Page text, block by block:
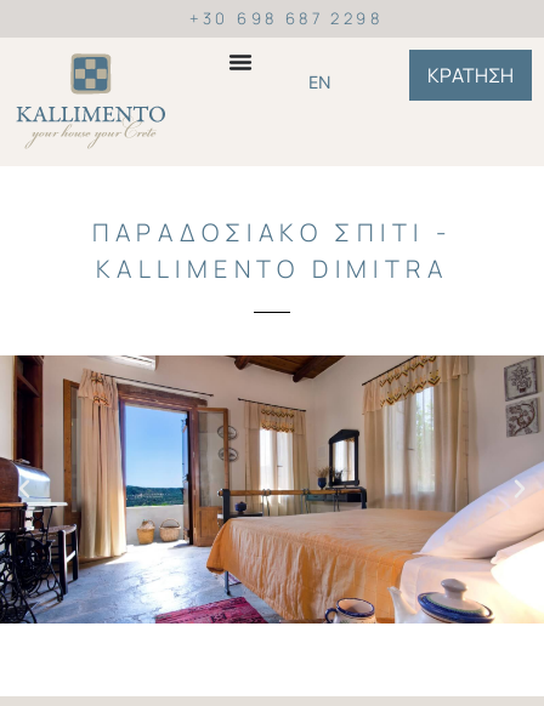
+30 698 687 2298
EN ΚΡΑΤΗΣΗ
ΠΑΡΑΔΟΣΙΑΚΟ ΣΠΙΤΙ -
KALLIMENTO DIMITRA